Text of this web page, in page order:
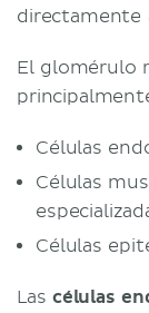
directamente
El glomérulo
Células
Células
Células
Las células